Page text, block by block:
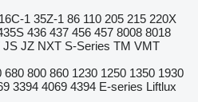
16C-1 35Z-1 86 110 205 215 220X
436 437 456 457 8008 8018
JS JZ NXT S-Series TM VMT
680 800 860 1230 1250 1350 1930
3394 4069 4394 E-series Liftlux